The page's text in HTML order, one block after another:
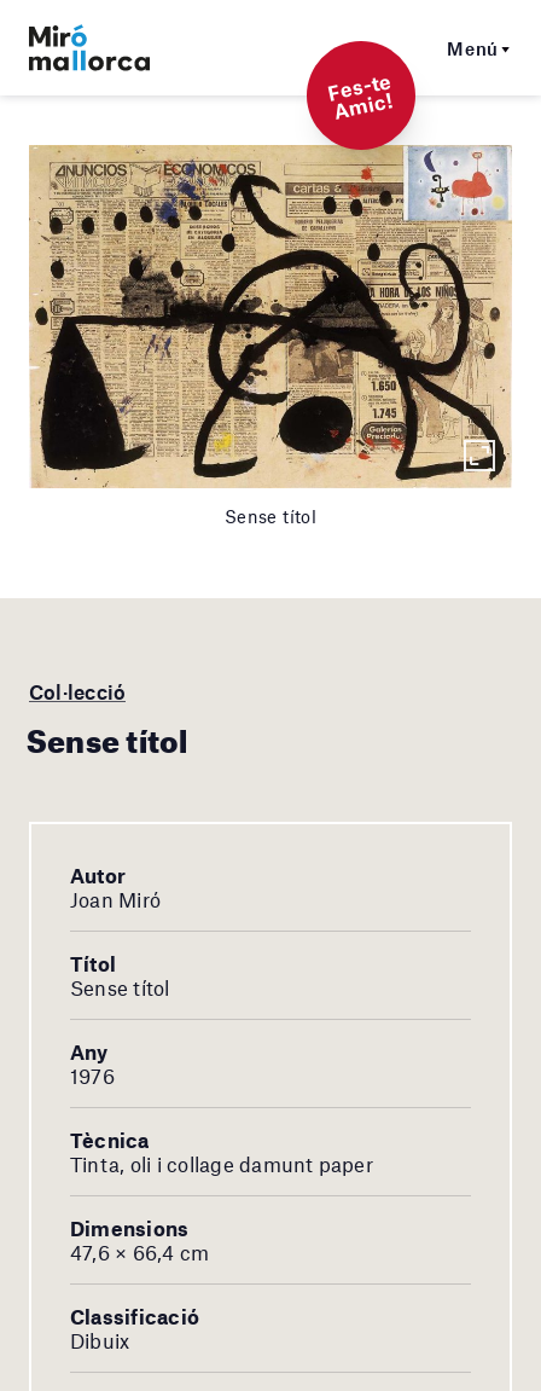
Menú
F
es-t
e
A
mi
c!
Sense títol
Col·lecció
Sense títol
Autor
Joan Miró
Títol
Sense títol
Any
1976
Tècnica
Tinta, oli i collage damunt paper
Dimensions
47,6 × 66,4 cm
Classificació
Dibuix